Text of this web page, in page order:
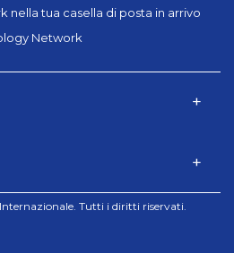
nella tua casella di posta in arrivo
Network
Tutti i diritti riservati.